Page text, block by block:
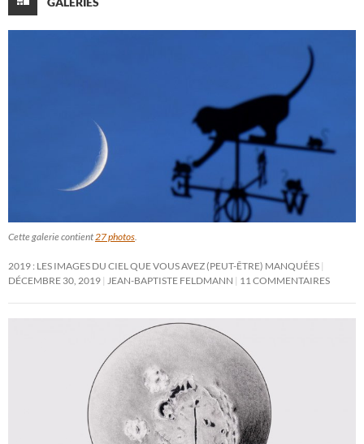
Cette galerie contient27 photos.
2019 : LES IMAGES DU CIEL QUE VOUS AVEZ (PEUT-ÊTRE) MANQUÉES
DÉCEMBRE 30, 2019 JEAN-BAPTISTE FELDMANN 11 COMMENTAIRES